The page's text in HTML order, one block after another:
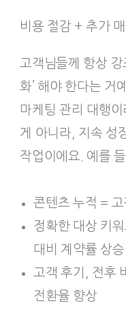
비용 절감 + 추가
고객님들께 항상 강
화’ 해야 한다는 거
마케팅 관리 대행
게 아니라, 지속 성
작업이에요. 예를
콘텐츠 누적 =
정확한 대상 키
대비 계약률 상승
고객 후기, 전후
전환율 향상